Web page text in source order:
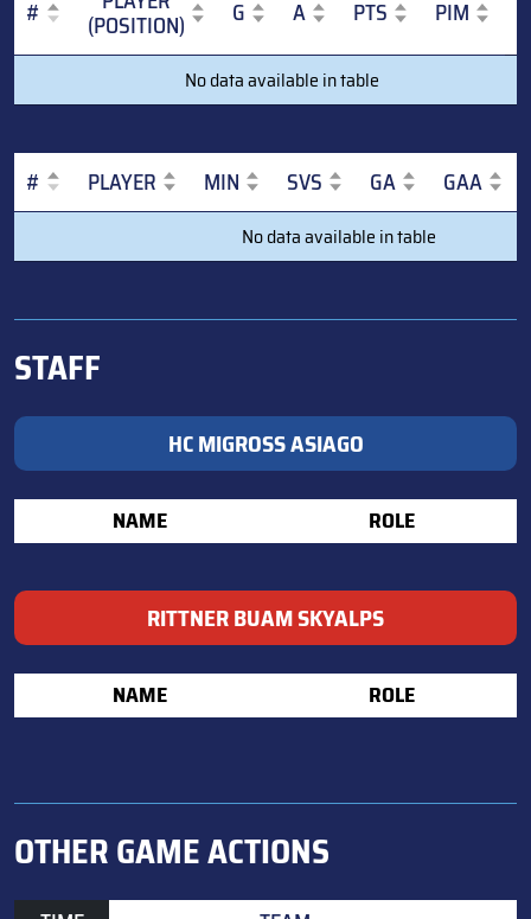
# (POSITION) G A PTS
PIM
G A PTS
No data available in table
# PLAYER MIN SVS GA GAA
SVS GA
No data available in table
STAFF
HC MIGROSS ASIAGO
NAME ROLE
RITTNER BUAM SKYALPS
NAME ROLE
OTHER GAME ACTIONS